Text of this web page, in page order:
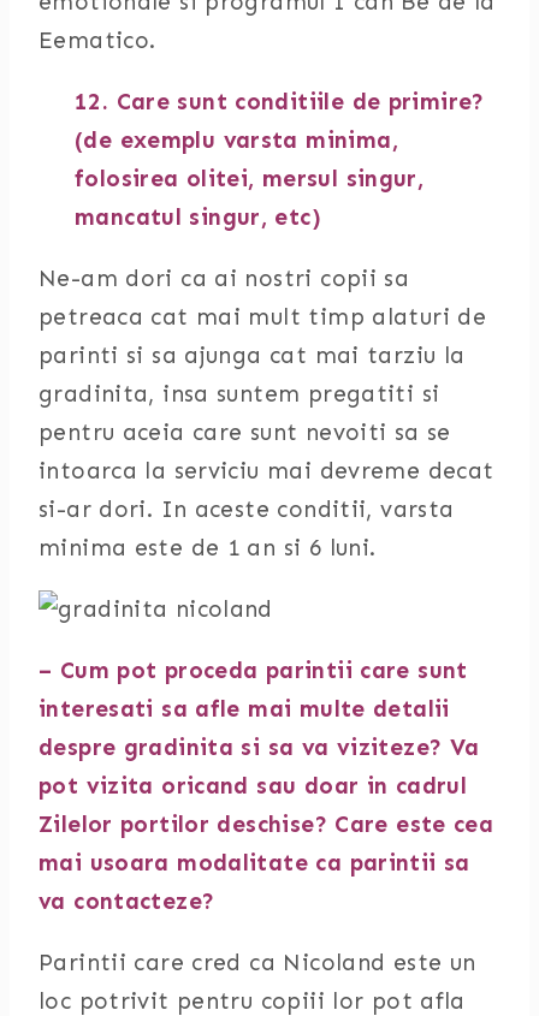
Eematico.
12. Care sunt conditiile de primire?
(de exemplu varsta minima,
folosirea olitei, mersul singur,
mancatul singur, etc)
Ne-am dori ca ai nostri copii sa
petreaca cat mai mult timp alaturi de
parinti si sa ajunga cat mai tarziu la
gradinita, insa suntem pregatiti si
pentru aceia care sunt nevoiti sa se
intoarca la serviciu mai devreme decat
si-ar dori. In aceste conditii, varsta
minima este de 1 an si 6 luni.
– Cum pot proceda parintii care sunt
interesati sa afle mai multe detalii
despre gradinita si sa va viziteze? Va
pot vizita oricand sau doar in cadrul
Zilelor portilor deschise? Care este cea
mai usoara modalitate ca parintii sa
va contacteze?
Parintii care cred ca Nicoland este un
loc potrivit pentru copiii lor pot afla